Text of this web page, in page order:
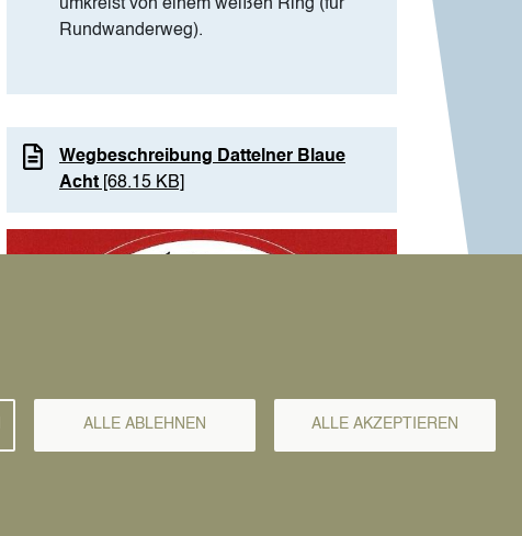
umkreist von einem weißen Ring (für
Rundwanderweg).
Wegbeschreibung Dattelner Blaue
Acht [68.15 KB]
ALLE ABLEHNEN ALLE AKZEPTIEREN